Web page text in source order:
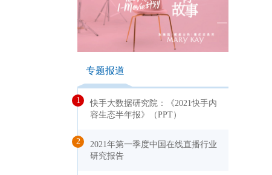
专题报道
1
快手大数据研究院：《2021快手内
容生态半年报》（PPT）
2
2021年第一季度中国在线直播行业
研究报告